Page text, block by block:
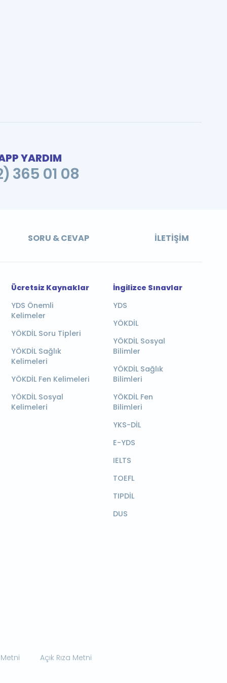
YARDIM
365 01 08
SORU & CEVAP İLETIŞIM
Ücretsiz Kaynaklar
YDS Önemli
Kelimeler
YÖKDİL Soru Tipleri
YÖKDİL Sağlık
Kelimeleri
YÖKDİL Fen Kelimeleri
YÖKDİL Sosyal
Kelimeleri
İngilizce Sınavlar
YDS
YÖKDİL
YÖKDİL Sosyal
Bilimler
YÖKDİL Sağlık
Bilimleri
YÖKDİL Fen
Bilimleri
YKS-DİL
E-YDS
IELTS
TOEFL
TIPDİL
DUS
Açık Rıza Metni